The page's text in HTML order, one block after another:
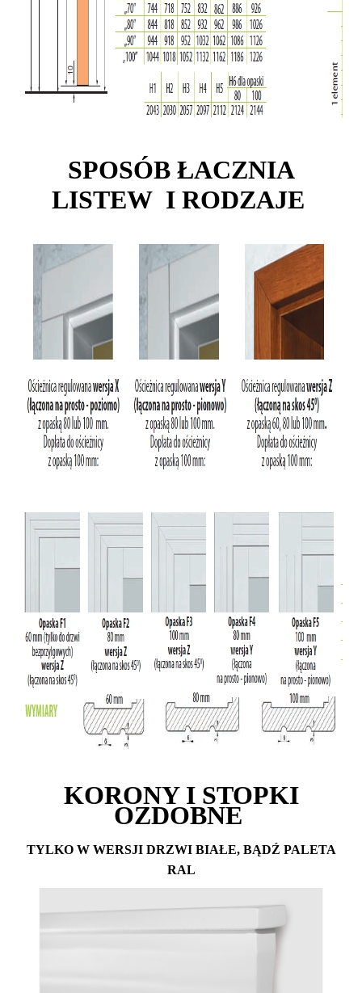
SPOSÓB ŁACZNIA
LISTEW I RODZAJE
KORONY I STOPKI
OZDOBNE
TYLKO W WERSJI DRZWI BIAŁE, BĄDŹ PALETA
RAL